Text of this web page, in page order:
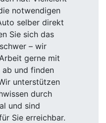
notwendigen
selber direkt
Sie sich das
– wir
gerne mit
ab und finden
unterstützen
durch
und sind
Sie erreichbar.